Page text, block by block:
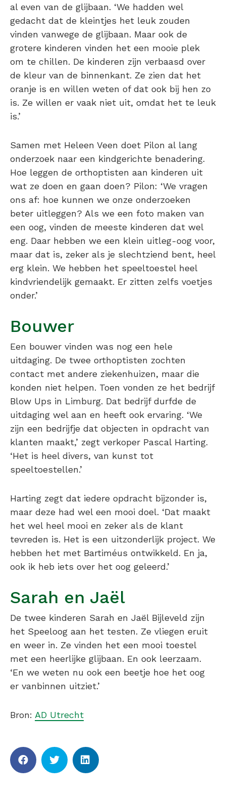
al even van de glijbaan. ‘We hadden wel
gedacht dat de kleintjes het leuk zouden
vinden vanwege de glijbaan. Maar ook de
grotere kinderen vinden het een mooie plek
om te chillen. De kinderen zijn verbaasd over
de kleur van de binnenkant. Ze zien dat het
oranje is en willen weten of dat ook bij hen zo
is. Ze willen er vaak niet uit, omdat het te leuk
is.’
Samen met Heleen Veen doet Pilon al lang
onderzoek naar een kindgerichte benadering.
Hoe leggen de orthoptisten aan kinderen uit
wat ze doen en gaan doen? Pilon: ‘We vragen
ons af: hoe kunnen we onze onderzoeken
beter uitleggen? Als we een foto maken van
een oog, vinden de meeste kinderen dat wel
eng. Daar hebben we een klein uitleg-oog voor,
maar dat is, zeker als je slechtziend bent, heel
erg klein. We hebben het speeltoestel heel
kindvriendelijk gemaakt. Er zitten zelfs voetjes
onder.’
Bouwer
Een bouwer vinden was nog een hele
uitdaging. De twee orthoptisten zochten
contact met andere ziekenhuizen, maar die
konden niet helpen. Toen vonden ze het bedrijf
Blow Ups in Limburg. Dat bedrijf durfde de
uitdaging wel aan en heeft ook ervaring. ‘We
zijn een bedrijfje dat objecten in opdracht van
klanten maakt,’ zegt verkoper Pascal Harting.
‘Het is heel divers, van kunst tot
speeltoestellen.’
Harting zegt dat iedere opdracht bijzonder is,
maar deze had wel een mooi doel. ‘Dat maakt
het wel heel mooi en zeker als de klant
tevreden is. Het is een uitzonderlijk project. We
hebben het met Bartiméus ontwikkeld. En ja,
ook ik heb iets over het oog geleerd.’
Sarah en Jaël
De twee kinderen Sarah en Jaël Bijleveld zijn
het Speeloog aan het testen. Ze vliegen eruit
en weer in. Ze vinden het een mooi toestel
met een heerlijke glijbaan. En ook leerzaam.
‘En we weten nu ook een beetje hoe het oog
er vanbinnen uitziet.’
Bron: AD Utrecht